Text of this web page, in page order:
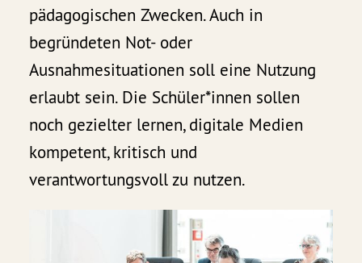
pädagogischen Zwecken. Auch in
begründeten Not- oder
Ausnahmesituationen soll eine Nutzung
erlaubt sein. Die Schüler*innen sollen
noch gezielter lernen, digitale Medien
kompetent, kritisch und
verantwortungsvoll zu nutzen.